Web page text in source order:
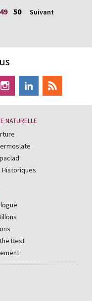
49 50 Suivant
NATURELLE
Historiques
Best